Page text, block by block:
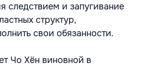
следствием и запугивание
структур,
свои обязанности.
Чо Хён виновной в